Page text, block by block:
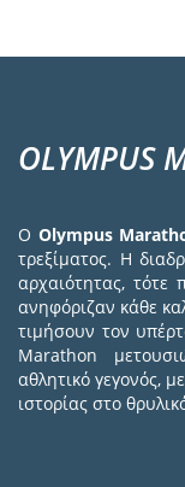
OLYMPUS
Ο Olympus
τρεξίματος. Η
αρχαιότητας, τότε
ανηφόριζαν κάθε
τιμήσουν τον
Marathon
αθλητικό γεγονός,
ιστορίας στο